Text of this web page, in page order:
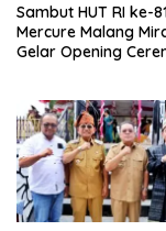
Sambut HUT RI ke-
Mercure Malang
Gelar Opening